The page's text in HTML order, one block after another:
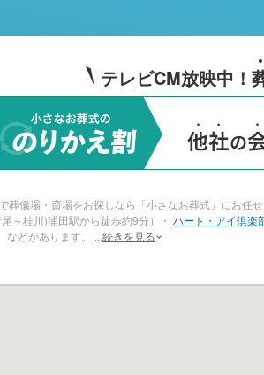
テレビCM放映中！
葬儀場・斎場をお探しなら「小さなお葬式」にお任
尾～桂川)浦田駅から徒歩約9分）・ ハート・アイ倶
などがあります。
続きを見る